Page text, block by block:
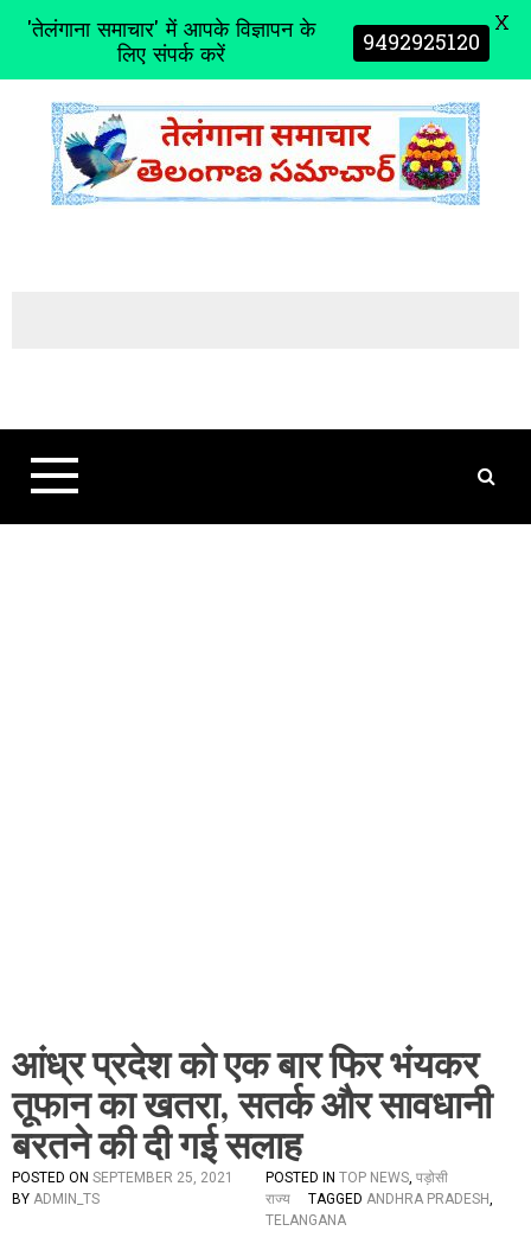
t
आंध्र प्रदेश को एक बार फिर भंयकर
तूफान का खतरा, सतर्क और सावधानी
बरतने की दी गई सलाह
POSTED ON SEPTEMBER 25, 2021
BY ADMIN_TS
POSTED IN TOP NEWS, पड़ोसी
राज्य
TAGGED ANDHRA PRADESH,
TELANGANA
'तेलंगाना समाचार' में आपके विज्ञापन के
लिए संपर्क करें 9492925120 X